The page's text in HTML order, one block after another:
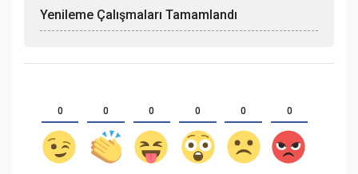
Yenileme Çalışmaları Tamamlandı
0 0 0 0 0 0